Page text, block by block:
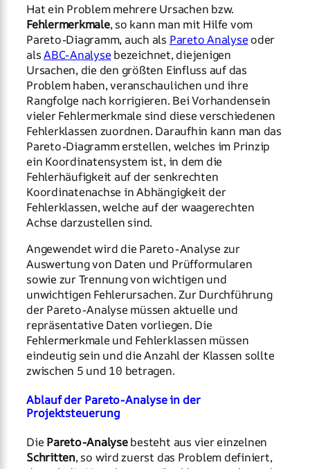
Hat ein Problem mehrere Ursachen bzw.
Fehlermerkmale, so kann man mit Hilfe vom
Pareto-Diagramm, auch als Pareto Analyse oder
alsABC-Analyse bezeichnet, diejenigen
Ursachen, die den größten Einfluss auf das
Problem haben, veranschaulichen und ihre
Rangfolge nach korrigieren. Bei Vorhandensein
vieler Fehlermerkmale sind diese verschiedenen
Fehlerklassen zuordnen. Daraufhin kann man das
Pareto-Diagramm erstellen, welches im Prinzip
ein Koordinatensystem ist, in dem die
Fehlerhäufigkeit auf der senkrechten
Koordinatenachse in Abhängigkeit der
Fehlerklassen, welche auf der waagerechten
Achse darzustellen sind.
Angewendet wird die Pareto-Analyse zur
Auswertung von Daten und Prüfformularen
sowie zur Trennung von wichtigen und
unwichtigen Fehlerursachen. Zur Durchführung
der Pareto-Analyse müssen aktuelle und
repräsentative Daten vorliegen. Die
Fehlermerkmale und Fehlerklassen müssen
eindeutig sein und die Anzahl der Klassen sollte
zwischen 5 und 10 betragen.
Ablauf der Pareto-Analyse in der
Projektsteuerung
Die Pareto-Analysebesteht aus vier einzelnen
Schritten, so wird zuerst das Problem definiert,